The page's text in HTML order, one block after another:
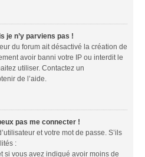
je n’y parviens pas !
du forum ait désactivé la création de
avoir banni votre IP ou interdit le
utiliser. Contactez un
de l’aide.
pas me connecter !
et votre mot de passe. S’ils
:
si vous avez indiqué avoir moins de